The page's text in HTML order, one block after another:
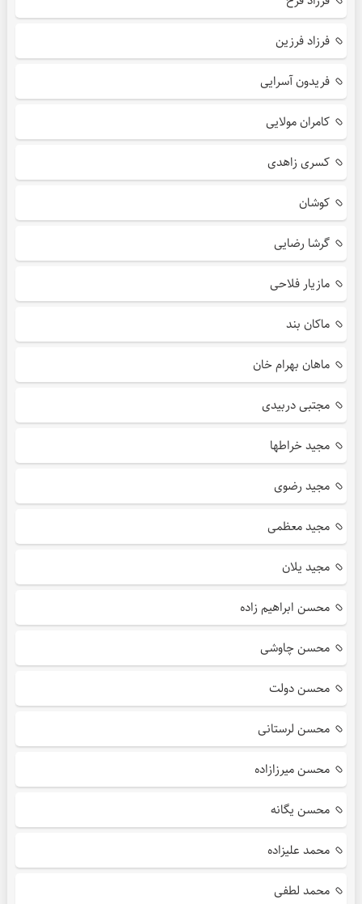
فرزاد فرزین
فریدون آسرایی
کامران مولایی
کسری زاهدی
کوشان
گرشا رضایی
مازیار فلاحی
ماکان بند
ماهان بهرام خان
مجتبی دربیدی
مجید خراطها
مجید رضوی
مجید معظمی
مجید یلان
محسن ابراهیم زاده
محسن چاوشی
محسن دولت
محسن لرستانی
محسن میرزازاده
محسن یگانه
محمد علیزاده
محمد لطفی